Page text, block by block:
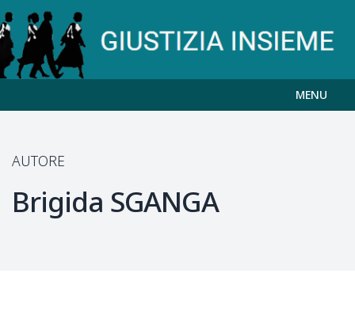
MENU
AUTORE
Brigida SGANGA